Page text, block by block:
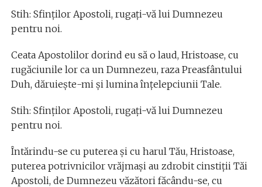
Stih: Sfinţilor Apostoli, rugaţi-vă lui Dumnezeu
pentru noi.
Ceata Apostolilor dorind eu să o laud, Hristoase, cu
rugăciunile lor ca un Dumnezeu, raza Preasfântului
Duh, dăruieşte-mi şi lumina înţelepciunii Tale.
Stih: Sfinţilor Apostoli, rugaţi-vă lui Dumnezeu
pentru noi.
Întărindu-se cu puterea şi cu harul Tău, Hristoase,
puterea potrivnicilor vrăjmaşi au zdrobit cinstiţii Tăi
Apostoli, de Dumnezeu văzători făcându-se, cu